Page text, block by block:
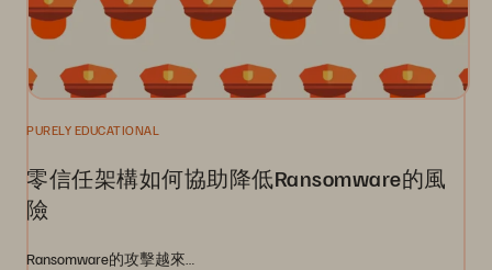
PURELY EDUCATIONAL
零信任架構如何協助降低Ransomware的風
險
Ransomware的攻擊越來…